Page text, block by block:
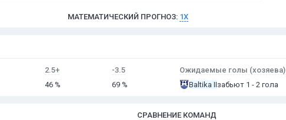
МАТЕМАТИЧЕСКИЙ ПРОГНОЗ: 1X
2.5+
46 %
-3.5
69 %
Ожидаемые голы (хозяева)
Baltika IIзабьют 1 - 2 гола
СРАВНЕНИЕ КОМАНД